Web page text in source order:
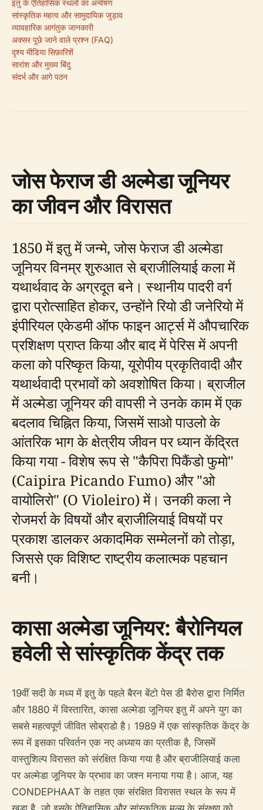
इतु के ऐतिहासिक स्थलों का अन्वेषण
सांस्कृतिक महत्व और सामुदायिक जुड़ाव
व्यावहारिक आगंतुक जानकारी
अक्सर पूछे जाने वाले प्रश्न (FAQ)
दृश्य मीडिया सिफ़ारिशें
सारांश और मुख्य बिंदु
संदर्भ और आगे पठन
जोस फेराज डी अल्मेडा जूनियर
का जीवन और विरासत
1850 में इतु में जन्मे, जोस फेराज डी अल्मेडा
जूनियर विनम्र शुरुआत से ब्राजीलियाई कला में
यथार्थवाद के अग्रदूत बने। स्थानीय पादरी वर्ग
द्वारा प्रोत्साहित होकर, उन्होंने रियो डी जनेरियो में
इंपीरियल एकेडमी ऑफ फाइन आर्ट्स में औपचारिक
प्रशिक्षण प्राप्त किया और बाद में पेरिस में अपनी
कला को परिष्कृत किया, यूरोपीय प्रकृतिवादी और
यथार्थवादी प्रभावों को अवशोषित किया। ब्राजील
में अल्मेडा जूनियर की वापसी ने उनके काम में एक
बदलाव चिह्नित किया, जिसमें साओ पाउलो के
आंतरिक भाग के क्षेत्रीय जीवन पर ध्यान केंद्रित
किया गया - विशेष रूप से "कैपिरा पिकैंडो फुमो"
(Caipira Picando Fumo) और "ओ
वायोलिरो" (O Violeiro) में। उनकी कला ने
रोजमर्रा के विषयों और ब्राजीलियाई विषयों पर
प्रकाश डालकर अकादमिक सम्मेलनों को तोड़ा,
जिससे एक विशिष्ट राष्ट्रीय कलात्मक पहचान
बनी।
कासा अल्मेडा जूनियर: बैरोनियल
हवेली से सांस्कृतिक केंद्र तक
19वीं सदी के मध्य में इतु के पहले बैरन बेंटो पेस डी बैरोस द्वारा निर्मित
और 1880 में विस्तारित, कासा अल्मेडा जूनियर इतु में अपने युग का
सबसे महत्वपूर्ण जीवित सोब्राडो है। 1989 में एक सांस्कृतिक केंद्र के
रूप में इसका परिवर्तन एक नए अध्याय का प्रतीक है, जिसमें
वास्तुशिल्प विरासत को संरक्षित किया गया है और ब्राजीलियाई कला
पर अल्मेडा जूनियर के प्रभाव का जश्न मनाया गया है। आज, यह
CONDEPHAAT के तहत एक संरक्षित विरासत स्थल के रूप में